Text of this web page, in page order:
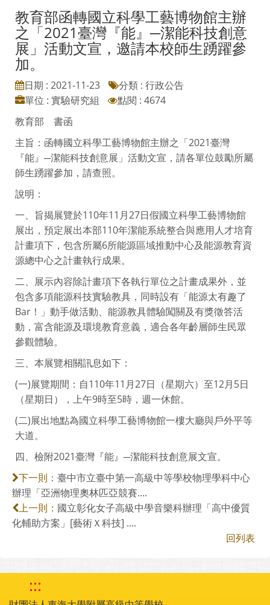
教育部函轉國立科學工藝博物館主辦
之「2021臺灣『能』─潔能科技創意
展」活動文宣，邀請本校師生踴躍參
加。
日期 : 2021-11-23
分類 : 行政公告
單位 : 實驗研究組
點閱 : 4674
教育部 書函
主旨：函轉國立科學工藝博物館主辦之「2021臺灣
『能』─潔能科技創意展」活動文宣，請各單位鼓勵所屬
師生踴躍參加，請查照。
說明：
一、旨揭展覽於110年11月27日假國立科學工藝博物館
展出，預定展出本部110年潔能系統整合與應用人才培育
計畫項下，包含所屬6所能源區域推動中心及能源教育資
源總中心之計畫執行成果。
二、展示內容除計畫項下各執行單位之計畫成果外，並
包含多項能源科技實驗教具，同時設有「能源太有趣了
Bar！」動手做活動、能源教具體驗闖關及有獎徵答活
動，富含能源及環境教育意義，適合各年齡層師生民眾
參觀體驗。
三、本展覽相關訊息如下：
(一)展覽期間：自110年11月27日（星期六）至12月5日
（星期日），上午9時至5時，週一休館。
(二)展出地點為國立科學工藝博物館一樓大廳與戶外平等
大道。
四、檢附2021臺灣『能』─潔能科技創意展文宣。
下一則： 臺中市立臺中第一高級中等學校物理學科中心
辦理「亞洲物理奧林匹亞競賽....
上一則： 國立彰化女子高級中學音樂科辦理「高中優質
化輔助方案」[藝術Ｘ科技] ....
回列表
:::